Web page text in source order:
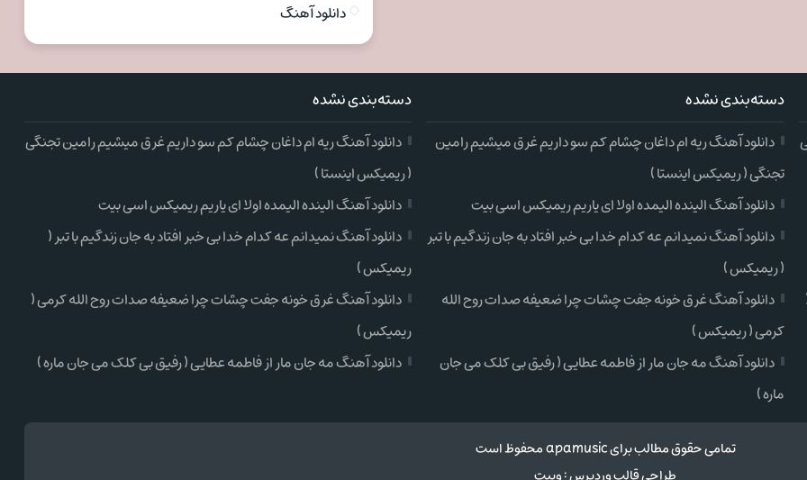
دانلود آهنگ
دسته‌بندی نشده
دانلود آهنگ ریه ام داغان چشام کم سو داریم غرق میشیم رامین
تجنگی ( ریمیکس اینستا )
دانلود آهنگ الینده الیمده اولا ای یاریم ریمیکس اسی بیت
دانلود آهنگ نمیدانم عه کدام خدا بی خبر افتاد به جان زندگیم با تبر
( ریمیکس )
دانلود آهنگ غرق خونه جفت چشات چرا ضعیفه صدات روح الله
کرمی ( ریمیکس )
دانلود آهنگ مه جان مار از فاطمه عطایی ( رفیق بی کلک می جان
ماره )
دسته‌بندی نشده
دانلود آهنگ ریه ام داغان چشام کم سو داریم غرق میشیم رامین تجنگی
( ریمیکس اینستا )
دانلود آهنگ الینده الیمده اولا ای یاریم ریمیکس اسی بیت
دانلود آهنگ نمیدانم عه کدام خدا بی خبر افتاد به جان زندگیم با تبر (
ریمیکس )
دانلود آهنگ غرق خونه جفت چشات چرا ضعیفه صدات روح الله کرمی (
ریمیکس )
دانلود آهنگ مه جان مار از فاطمه عطایی ( رفیق بی کلک می جان ماره )
تمامی حقوق مطالب برای apamusic محفوظ است
طراحی قالب وردپرس:وبیت